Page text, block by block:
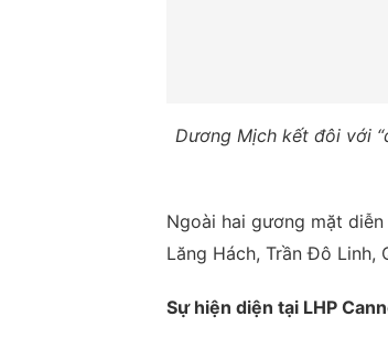
Dương Mịch kết đôi với
Ngoài hai gương mặt
Lăng Hách, Trần Đô Linh,
Sự hiện diện tại LHP